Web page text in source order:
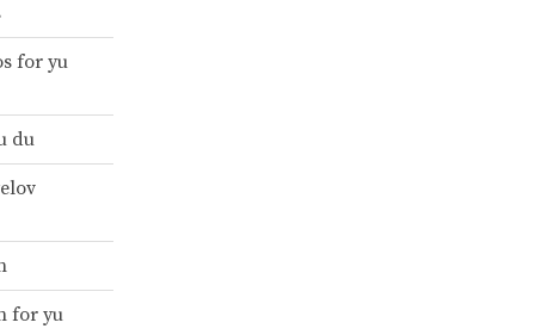
for yu
du
for yu